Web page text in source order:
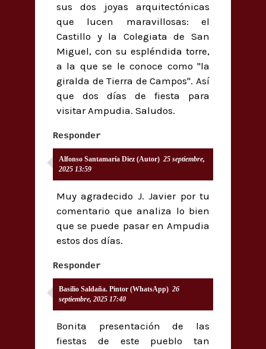
sus dos joyas arquitectónicas
que lucen maravillosas: el
Castillo y la Colegiata de San
Miguel, con su espléndida torre,
a la que se le conoce como "la
giralda de Tierra de Campos". Así
que dos días de fiesta para
visitar Ampudia. Saludos.
Responder
Alfonso Santamaría Diez (Autor) 25 septiembre,
2025 13:59
Muy agradecido J. Javier por tu
comentario que analiza lo bien
que se puede pasar en Ampudia
estos dos días.
Responder
Basilio Saldaña. Pintor (WhatsApp) 26
septiembre, 2025 17:40
Bonita presentación de las
fiestas de este pueblo tan